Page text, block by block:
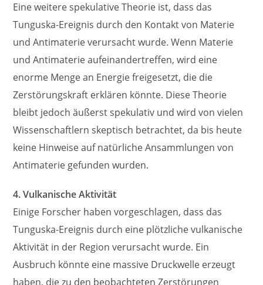
Eine weitere spekulative Theorie ist, dass das
Tunguska-Ereignis durch den Kontakt von Materie
und Antimaterie verursacht wurde. Wenn Materie
und Antimaterie aufeinandertreffen, wird eine
enorme Menge an Energie freigesetzt, die die
Zerstörungskraft erklären könnte. Diese Theorie
bleibt jedoch äußerst spekulativ und wird von vielen
Wissenschaftlern skeptisch betrachtet, da bis heute
keine Hinweise auf natürliche Ansammlungen von
Antimaterie gefunden wurden.
4. Vulkanische Aktivität
Einige Forscher haben vorgeschlagen, dass das
Tunguska-Ereignis durch eine plötzliche vulkanische
Aktivität in der Region verursacht wurde. Ein
Ausbruch könnte eine massive Druckwelle erzeugt
haben, die zu den beobachteten Zerstörungen